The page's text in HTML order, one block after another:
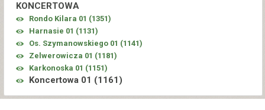
KONCERTOWA
Rondo Kilara 01 (1351)
Harnasie 01 (1131)
Os. Szymanowskiego 01 (1141)
Zelwerowicza 01 (1181)
Karkonoska 01 (1151)
Koncertowa 01 (1161 )